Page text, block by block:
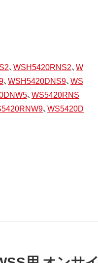
、 WSH5420RNS2、 W
、 WSH5420DNS9、 WS
、 WS5420RNS
、 WS5420D